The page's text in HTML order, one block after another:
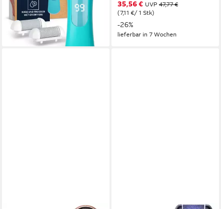
38,97 €
lieferbar - in 2-3 Werktagen bei dir
Nagelheber Fußpflege set
35,56 € UVP 47,77 €
(7,11 €/ 1 Stk)
-26%
lieferbar in 7 Wochen